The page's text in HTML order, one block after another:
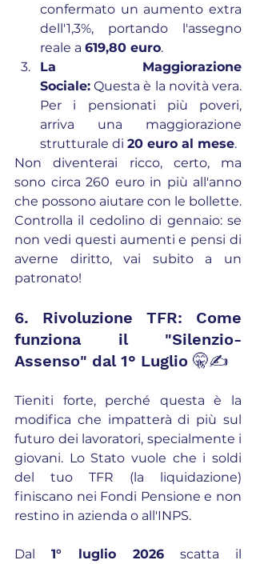
confermato un aumento extra
dell'1,3%, portando l'assegno
reale a 619,80 euro.
La Maggiorazione
Sociale: Questa è la novità vera.
Per i pensionati più poveri,
arriva una maggiorazione
strutturale di 20 euro al mese.
Non diventerai ricco, certo, ma
sono circa 260 euro in più all'anno
che possono aiutare con le bollette.
Controlla il cedolino di gennaio: se
non vedi questi aumenti e pensi di
averne diritto, vai subito a un
patronato!
6. Rivoluzione TFR: Come
funziona il "Silenzio-
Assenso" dal 1° Luglio 🤫✍️
Tieniti forte, perché questa è la
modifica che impatterà di più sul
futuro dei lavoratori, specialmente i
giovani. Lo Stato vuole che i soldi
del tuo TFR (la liquidazione)
finiscano nei Fondi Pensione e non
restino in azienda o all'INPS.
Dal 1° luglio 2026 scatta il